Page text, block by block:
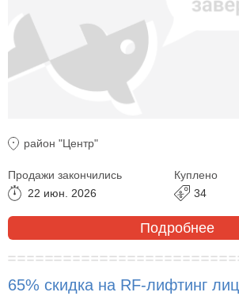
район "Центр"
Продажи закончились
22 июн. 2026
Куплено
34
Подробнее
65% скидка на RF-лифтинг